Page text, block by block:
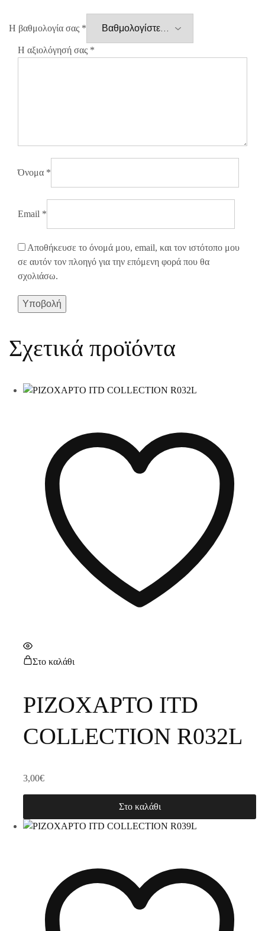
Η βαθμολογία σας *
Η αξιολόγησή σας *
Όνομα *
Email *
Αποθήκευσε το όνομά μου, email, και τον ιστότοπο μου
σε αυτόν τον πλοηγό για την επόμενη φορά που θα
σχολιάσω.
Σχετικά προϊόντα
Στο καλάθι
ΡΙΖΟΧΑΡΤΟ ITD
COLLECTION R032L
3,00€
Στο καλάθι